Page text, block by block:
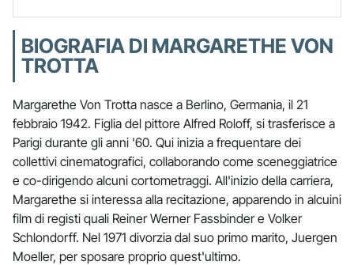
BIOGRAFIA DI MARGARETHE VON
TROTTA
Margarethe Von Trotta nasce a Berlino, Germania, il 21
febbraio 1942. Figlia del pittore Alfred Roloff, si trasferisce a
Parigi durante gli anni '60. Qui inizia a frequentare dei
collettivi cinematografici, collaborando come sceneggiatrice
e co-dirigendo alcuni cortometraggi. All'inizio della carriera,
Margarethe si interessa alla recitazione, apparendo in alcuini
film di registi quali Reiner Werner Fassbinder e Volker
Schlondorff. Nel 1971 divorzia dal suo primo marito, Juergen
Moeller, per sposare proprio quest'ultimo.